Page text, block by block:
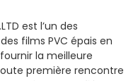
est l’un des
films PVC épais en
la meilleure
première rencontre